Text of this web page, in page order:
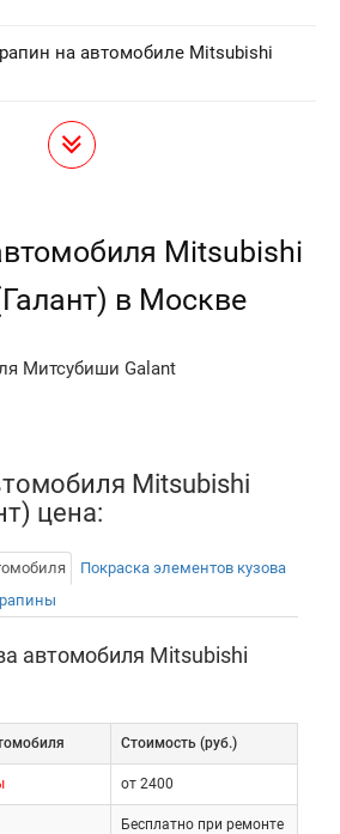
на автомобиле Mitsubishi
Mitsubishi
в Москве
Митсубиши Galant
Mitsubishi
цена:
Покраска элементов кузова
автомобиля Mitsubishi
Cтоимость (руб.)
от 2400
Бесплатно при ремонте